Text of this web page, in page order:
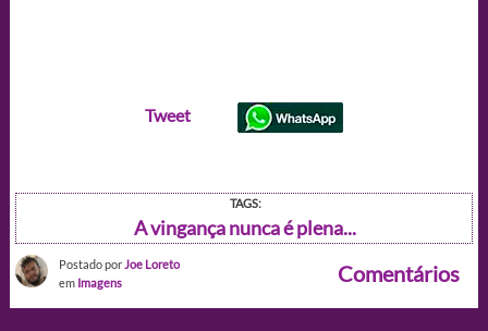
Tweet
TAGS:
A vingança nunca é plena...
Postado por Joe Loreto
em Imagens Comentários